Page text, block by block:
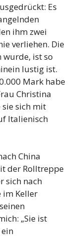
Es
ihm zwei
verliehen. Die
ist so
lustig ist.
Mark habe
Christina
sich mit
Italienisch
China
der Rolltreppe
sich nach
im Keller
„Sie ist